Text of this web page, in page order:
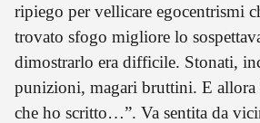
ripiego per vellicare egocentrismi
trovato sfogo migliore lo
dimostrarlo era difficile. Stonati,
punizioni, magari bruttini. E allora
che ho scritto…”. Va sentita da